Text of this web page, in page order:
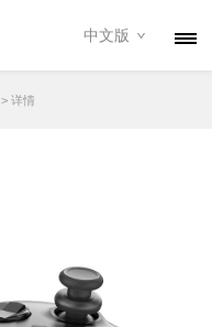
中文版
> 详情